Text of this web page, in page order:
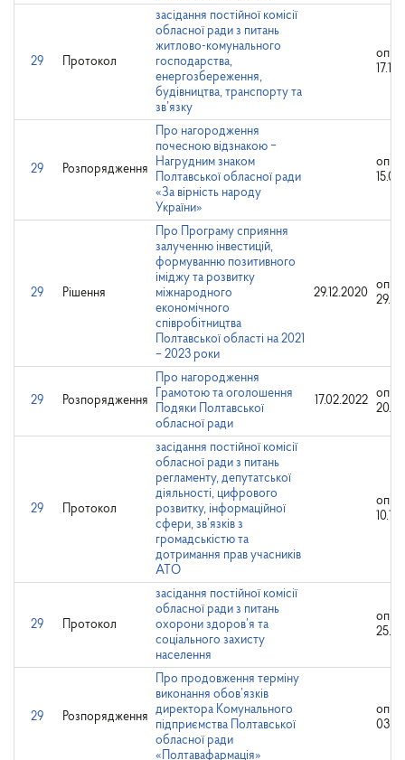
29 Протокол
засідання постійної комісії
обласної ради з питань
житлово-комунального
господарства,
енергозбереження,
будівництва, транспорту та
зв’язку
29 Розпорядження
Про нагородження
почесною відзнакою ‒
Нагрудним знаком
Полтавської обласної ради
«За вірність народу
України»
29 Рішення
Про Програму сприяння
залученню інвестицій,
формуванню позитивного
іміджу та розвитку
міжнародного
економічного
співробітництва
Полтавської області на 2021
– 2023 роки
29.12.2020
29 Розпорядження
Про нагородження
Грамотою та оголошення
Подяки Полтавської
обласної ради
17.02.2022
29 Протокол
засідання постійної комісії
обласної ради з питань
регламенту, депутатської
діяльності, цифрового
розвитку, інформаційної
сфери, зв’язків з
громадськістю та
дотримання прав учасників
АТО
29 Протокол
засідання постійної комісії
обласної ради з питань
охорони здоров’я та
соціального захисту
населення
29 Розпорядження
Про продовження терміну
виконання обов’язків
директора Комунального
підприємства Полтавської
обласної ради
«Полтавафармація»